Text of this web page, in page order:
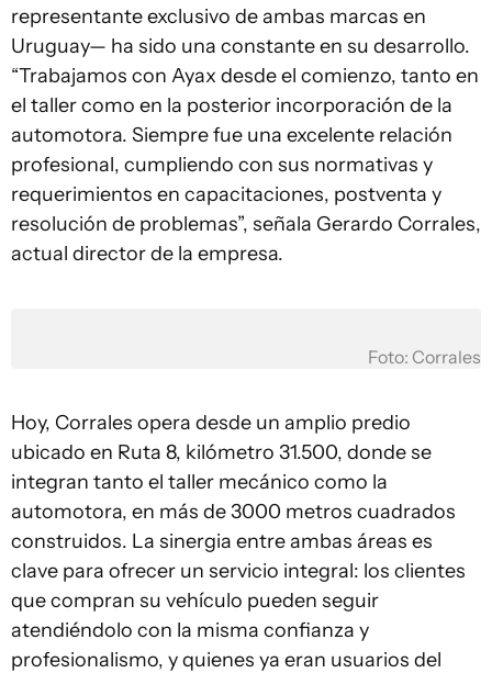
representante exclusivo de ambas marcas en
Uruguay— ha sido una constante en su desarrollo.
“Trabajamos con Ayax desde el comienzo, tanto en
el taller como en la posterior incorporación de la
automotora. Siempre fue una excelente relación
profesional, cumpliendo con sus normativas y
requerimientos en capacitaciones, postventa y
resolución de problemas”, señala Gerardo Corrales,
actual director de la empresa.
Foto: Corrales
Hoy, Corrales opera desde un amplio predio
ubicado en Ruta 8, kilómetro 31.500, donde se
integran tanto el taller mecánico como la
automotora, en más de 3000 metros cuadrados
construidos. La sinergia entre ambas áreas es
clave para ofrecer un servicio integral: los clientes
que compran su vehículo pueden seguir
atendiéndolo con la misma confianza y
profesionalismo, y quienes ya eran usuarios del